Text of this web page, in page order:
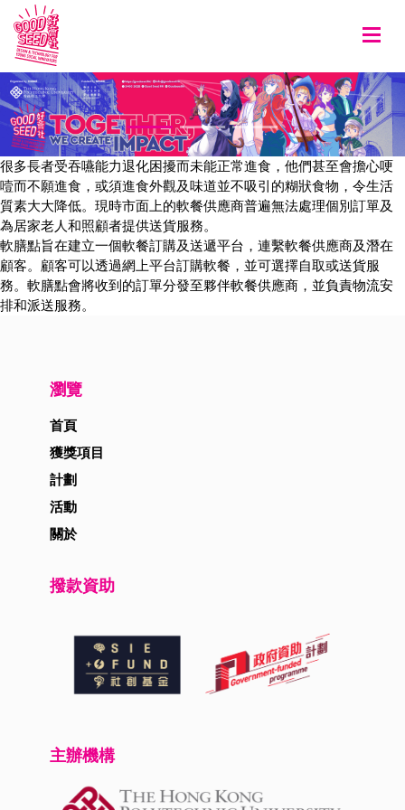
很多長者受吞嚥能力退化困擾而未能正常進食，他們甚至會擔心哽
噎而不願進食，或須進食外觀及味道並不吸引的糊狀食物，令生活
質素大大降低。現時市面上的軟餐供應商普遍無法處理個別訂單及
為居家老人和照顧者提供送貨服務。
軟膳點旨在建立一個軟餐訂購及送遞平台，連繫軟餐供應商及潛在
顧客。顧客可以透過網上平台訂購軟餐，並可選擇自取或送貨服
務。軟膳點會將收到的訂單分發至夥伴軟餐供應商，並負責物流安
排和派送服務。
瀏覽
首頁
獲獎項目
計劃
活動
關於
撥款資助
主辦機構